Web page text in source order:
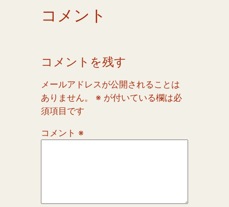
コメント
コメントを残す
メールアドレスが公開されることは
ありません。
※ が付いている欄は必
須項目です
コメント ※